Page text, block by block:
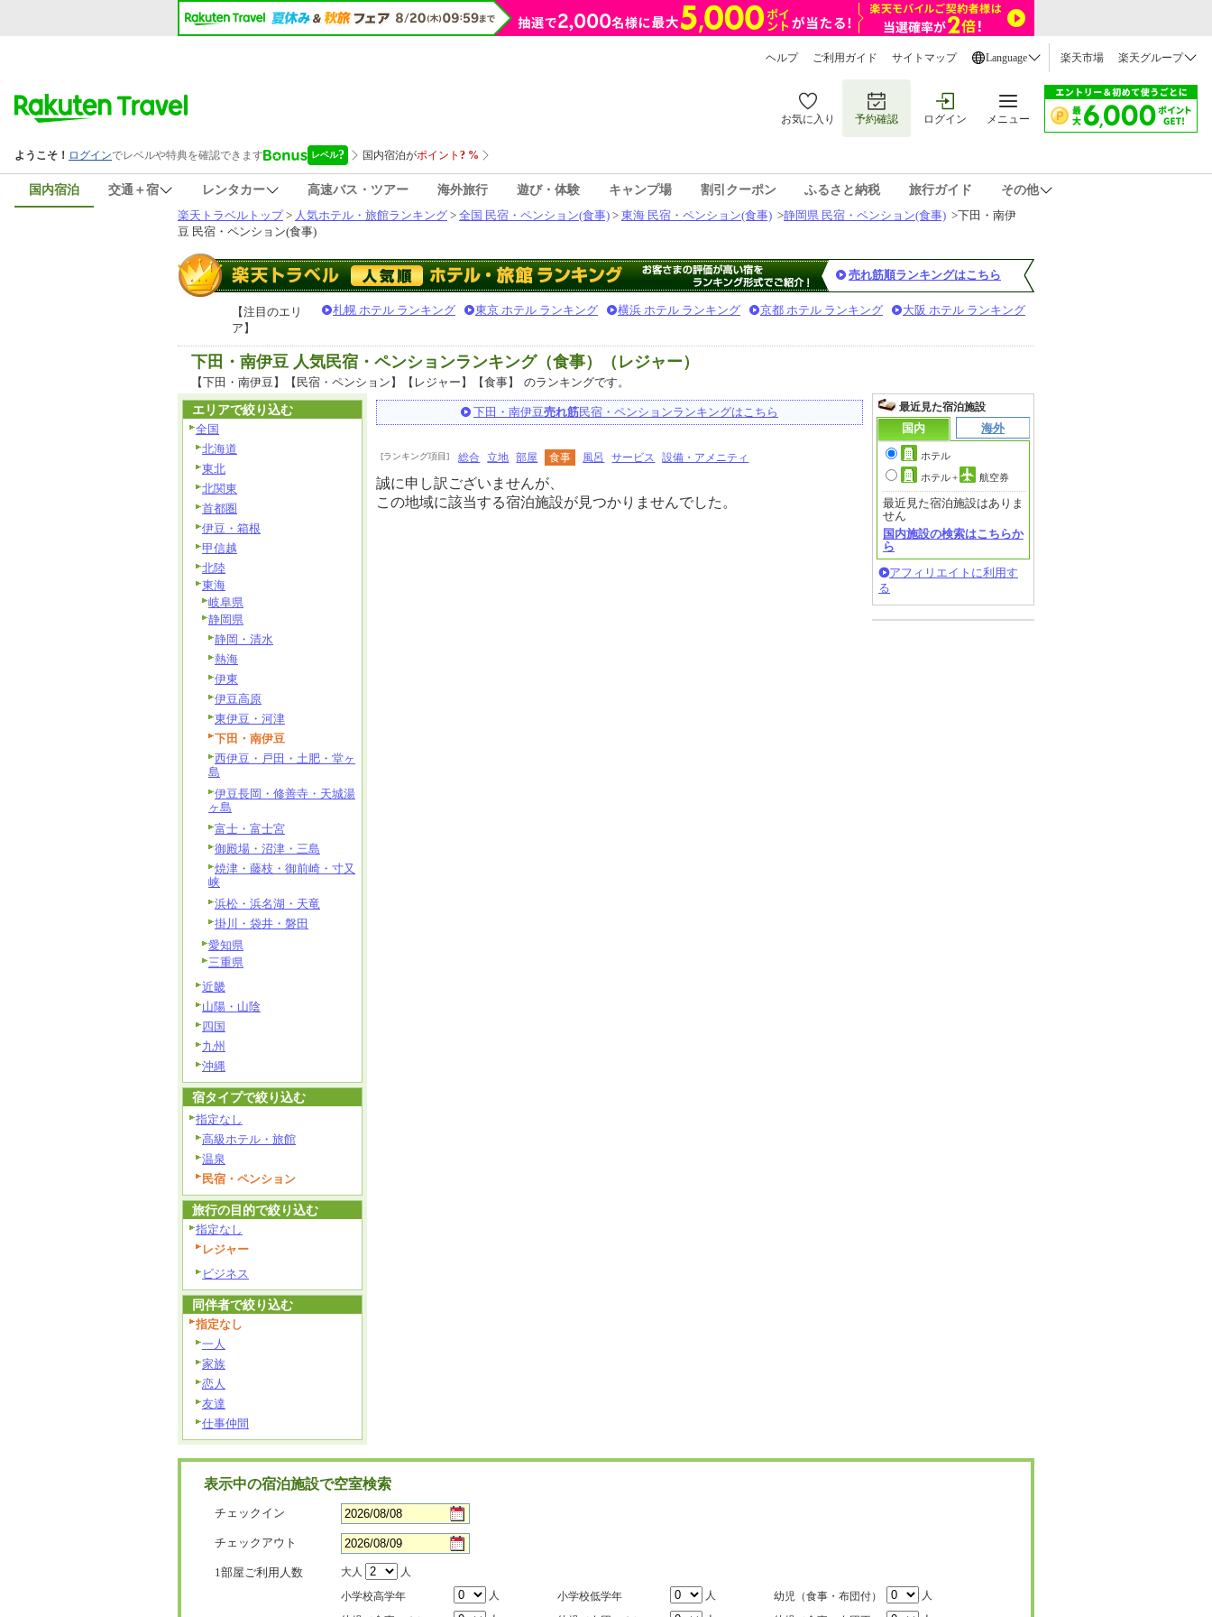
ヘルプ ご利用ガイド サイトマップ Language 楽天市場 楽天グループ
お気に入り 予約確認 ログイン メニュー
国内宿泊 交通＋宿 レンタカー 高速バス・ツアー 海外旅行 遊び・体験 キャンプ場 割引クーポン ふるさと納税 旅行ガイド
その他
楽天トラベルトップ> 人気ホテル・旅館ランキング > 全国 民宿・ペンション(食事) > 東海 民宿・ペンション(食事) >静岡県 民宿・ペンション(食事) >下田・南伊
豆 民宿・ペンション(食事)
売れ筋順ランキングはこちら
【注目のエリ
ア】
札幌 ホテル ランキング 東京 ホテル ランキング 横浜 ホテル ランキング 京都 ホテル ランキング 大阪 ホテル ランキング
下田・南伊豆 人気民宿・ペンションランキング（食事）（レジャー）
【下田・南伊豆】【民宿・ペンション】【レジャー】【食事】 のランキングです。
下田・南伊豆売れ筋民宿・ペンションランキングはこちら
[ランキング項目] 総合 立地 部屋 食事 風呂 サービス 設備・アメニティ
誠に申し訳ございませんが、
この地域に該当する宿泊施設が見つかりませんでした。
最近見た宿泊施設
国内
海外
ホテル
ホテル+ 航空券
最近見た宿泊施設はありま
せん
国内施設の検索はこちらか
ら
アフィリエイトに利用す
る
エリアで絞り込む
全国
北海道
東北
北関東
首都圏
伊豆・箱根
甲信越
北陸
東海
岐阜県
静岡県
静岡・清水
熱海
伊東
伊豆高原
東伊豆・河津
下田・南伊豆
西伊豆・戸田・土肥・堂ヶ
島
伊豆長岡・修善寺・天城湯
ヶ島
富士・富士宮
御殿場・沼津・三島
焼津・藤枝・御前崎・寸又
峡
浜松・浜名湖・天竜
掛川・袋井・磐田
愛知県
三重県
近畿
山陽・山陰
四国
九州
沖縄
宿タイプで絞り込む
指定なし
高級ホテル・旅館
温泉
民宿・ペンション
旅行の目的で絞り込む
指定なし
レジャー
ビジネス
同伴者で絞り込む
指定なし
一人
家族
恋人
友達
仕事仲間
表示中の宿泊施設で空室検索
チェックイン
チェックアウト
1部屋ご利用人数 大人
人
小学校高学年
人 小学校低学年 人 幼児（食事・布団付）
人